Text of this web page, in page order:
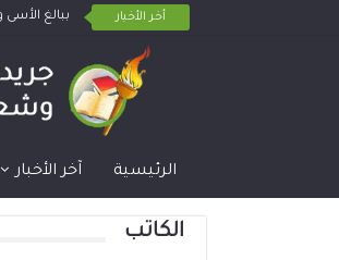
أخر الأخبار ببالغ
الرئيسية آخر الأخبار
الكاتب